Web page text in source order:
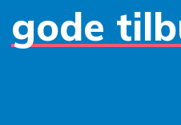
gode